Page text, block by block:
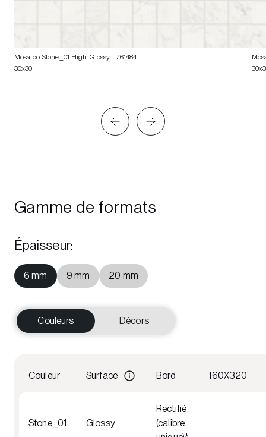
Mosaico Stone_01 High-Glossy - 761484
30x30
Gamme de formats
Épaisseur:
6 mm 9 mm 20 mm
Couleurs Décors
Couleur Surface Bord 160X320
Stone_01 Glossy
Rectifié
(calibre